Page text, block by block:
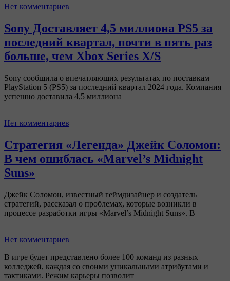
Нет комментариев
Sony Доставляет 4,5 миллиона PS5 за
последний квартал, почти в пять раз
больше, чем Xbox Series X/S
Sony сообщила о впечатляющих результатах по поставкам
PlayStation 5 (PS5) за последний квартал 2024 года. Компания
успешно доставила 4,5 миллиона
Нет комментариев
Стратегия «Легенда» Джейк Соломон:
В чем ошиблась «Marvel’s Midnight
Suns»
Джейк Соломон, известный геймдизайнер и создатель
стратегий, рассказал о проблемах, которые возникли в
процессе разработки игры «Marvel’s Midnight Suns». В
Нет комментариев
В игре будет представлено более 100 команд из разных
колледжей, каждая со своими уникальными атрибутами и
тактиками. Режим карьеры позволит